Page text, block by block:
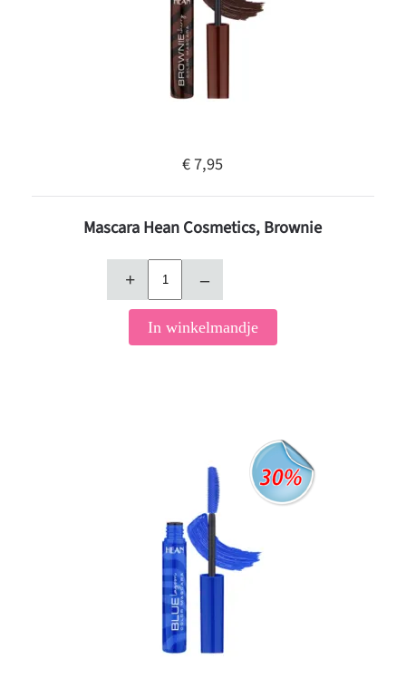
€ 7,95
Mascara Hean Cosmetics, Brownie
+ –
In winkelmandje